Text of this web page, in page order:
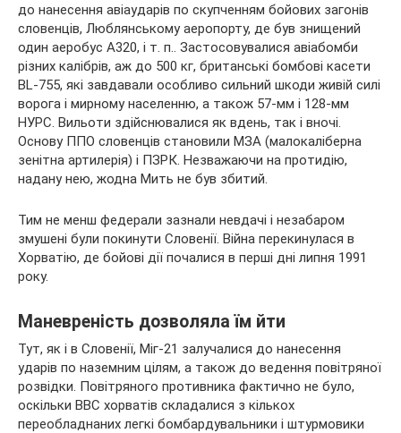
до нанесення авіаударів по скупченням бойових загонів
словенців, Люблянському аеропорту, де був знищений
один аеробус А320, і т. п.. Застосовувалися авіабомби
різних калібрів, аж до 500 кг, британські бомбові касети
BL-755, які завдавали особливо сильний шкоди живій силі
ворога і мирному населенню, а також 57-мм і 128-мм
НУРС. Вильоти здійснювалися як вдень, так і вночі.
Основу ППО словенців становили МЗА (малокаліберна
зенітна артилерія) і ПЗРК. Незважаючи на протидію,
надану нею, жодна Мить не був збитий.
Тим не менш федерали зазнали невдачі і незабаром
змушені були покинути Словенії. Війна перекинулася в
Хорватію, де бойові дії почалися в перші дні липня 1991
року.
Маневреність дозволяла їм йти
Тут, як і в Словенії, Міг-21 залучалися до нанесення
ударів по наземним цілям, а також до ведення повітряної
розвідки. Повітряного противника фактично не було,
оскільки ВВС хорватів складалися з кількох
переобладнаних легкі бомбардувальники і штурмовики